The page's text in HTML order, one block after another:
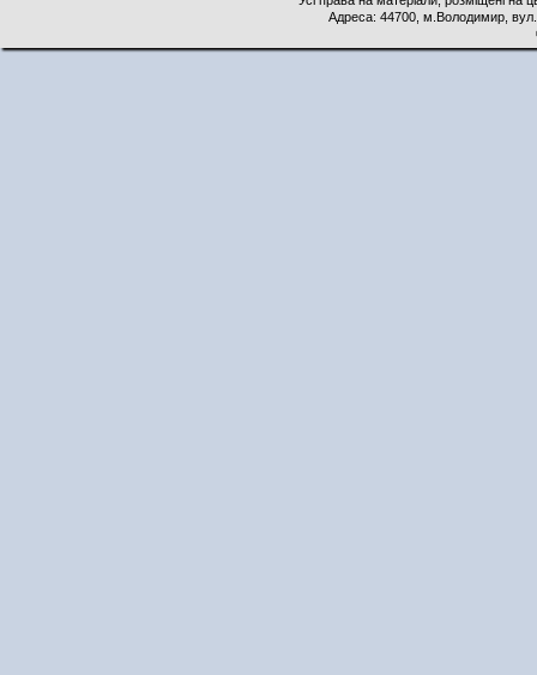
Адреса: 44700, м.Володимир,